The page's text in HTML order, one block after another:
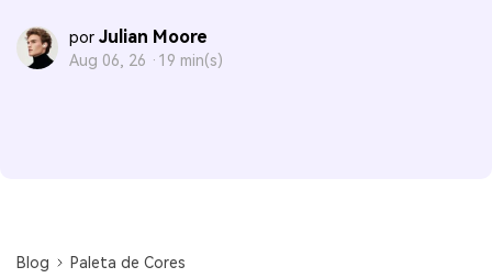
por Julian Moore
Aug 06, 26 · 19 min(s)
Blog
Paleta de Cores